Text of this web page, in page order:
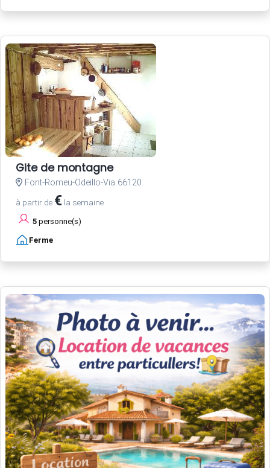
Gite de montagne
Font-Romeu-Odeillo-Via 66120
à partir de € la semaine
5 personne(s)
Ferme